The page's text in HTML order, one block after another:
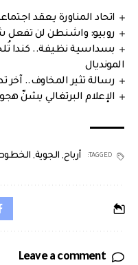
اتحاد المناورة يعقد اجتماعه
روبيو: واشنطن لن تفعل
بسداسية نظيفة.. كندا
المونديال
رسالة تثير المخاوف.. آخر
الإعلام البرتغالي يشنّ
TAGGED: أرباح, الجوية,
Leave a comment